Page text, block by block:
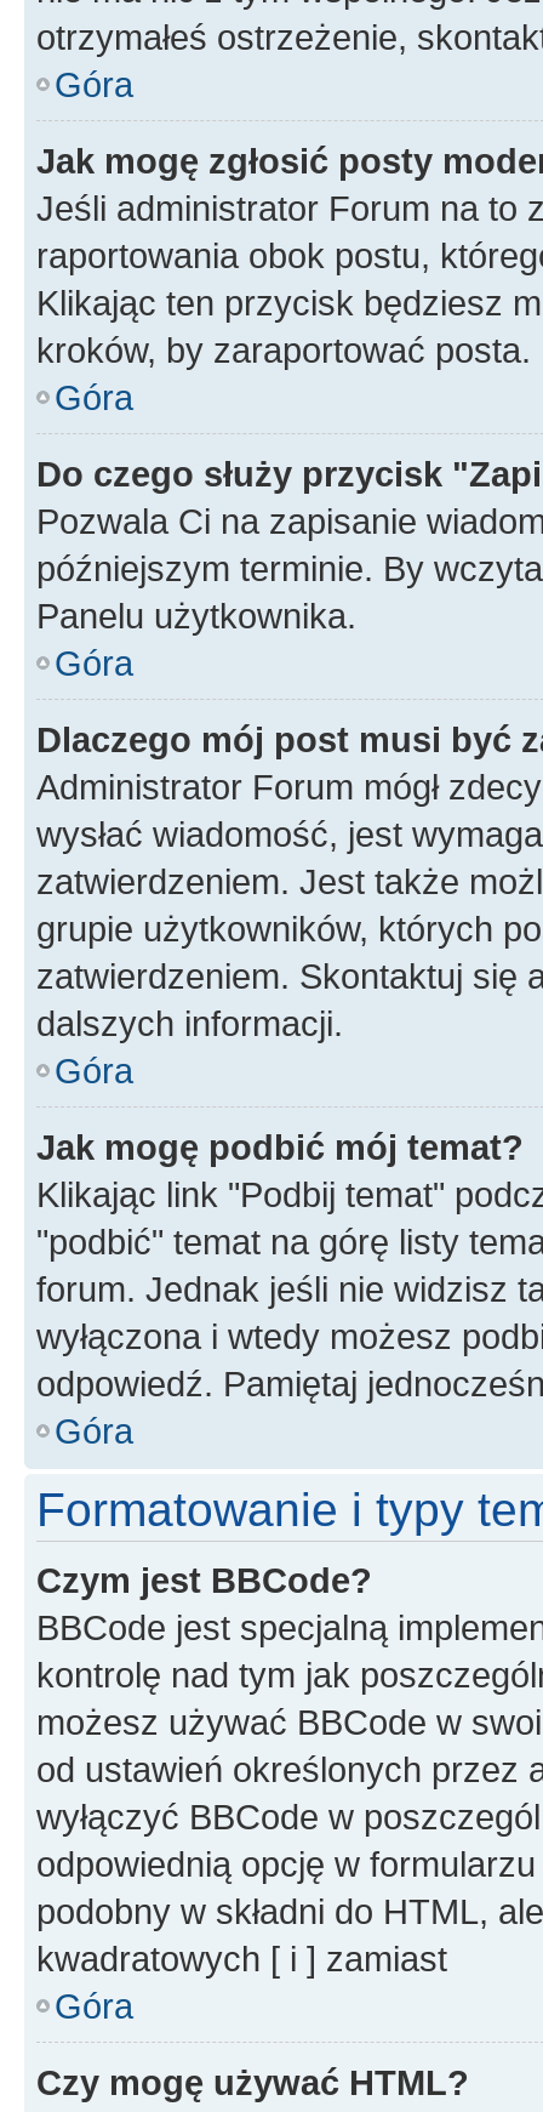
otrzymałeś ostrzeżenie,
Góra
Jak mogę zgłosić posty
Jeśli administrator Forum na to
raportowania obok postu,
Klikając ten przycisk będziesz
kroków, by zaraportować posta.
Góra
Do czego służy przycisk
Pozwala Ci na zapisanie
późniejszym terminie. By
Panelu użytkownika.
Góra
Dlaczego mój post musi być
Administrator Forum mógł
wysłać wiadomość, jest
zatwierdzeniem. Jest także
grupie użytkowników, których
zatwierdzeniem. Skontaktuj się
dalszych informacji.
Góra
Jak mogę podbić mój temat?
Klikając link "Podbij temat"
"podbić" temat na górę listy
forum. Jednak jeśli nie widzisz
wyłączona i wtedy możesz
odpowiedź. Pamiętaj
Góra
Formatowanie i typy
Czym jest BBCode?
BBCode jest specjalną
kontrolę nad tym jak
możesz używać BBCode w
od ustawień określonych przez
wyłączyć BBCode w
odpowiednią opcję w
podobny w składni do HTML,
kwadratowych [ i ] zamiast
Góra
Czy mogę używać HTML?